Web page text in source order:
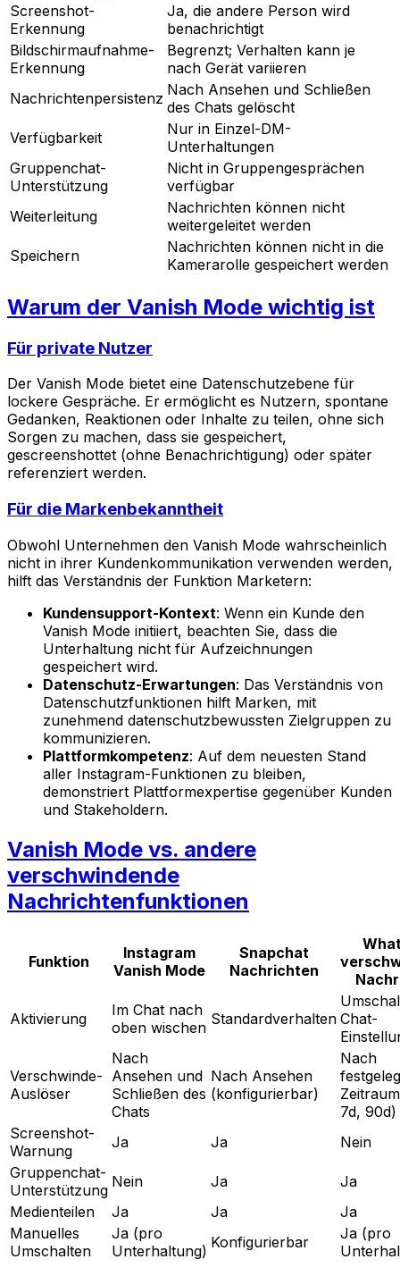
Screenshot-
Erkennung
Ja, die andere Person wird
benachrichtigt
Bildschirmaufnahme-
Erkennung
Begrenzt; Verhalten kann je
nach Gerät variieren
Nachrichtenpersistenz Nach Ansehen und Schließen
des Chats gelöscht
Verfügbarkeit
Nur in Einzel-DM-
Unterhaltungen
Gruppenchat-
Unterstützung
Nicht in Gruppengesprächen
verfügbar
Weiterleitung
Nachrichten können nicht
weitergeleitet werden
Speichern
Nachrichten können nicht in die
Kamerarolle gespeichert werden
Warum der Vanish Mode wichtig ist
Für private Nutzer
Der Vanish Mode bietet eine Datenschutzebene für
lockere Gespräche. Er ermöglicht es Nutzern, spontane
Gedanken, Reaktionen oder Inhalte zu teilen, ohne sich
Sorgen zu machen, dass sie gespeichert,
gescreenshottet (ohne Benachrichtigung) oder später
referenziert werden.
Für die Markenbekanntheit
Obwohl Unternehmen den Vanish Mode wahrscheinlich
nicht in ihrer Kundenkommunikation verwenden werden,
hilft das Verständnis der Funktion Marketern:
Kundensupport-Kontext: Wenn ein Kunde den
Vanish Mode initiiert, beachten Sie, dass die
Unterhaltung nicht für Aufzeichnungen
gespeichert wird.
Datenschutz-Erwartungen: Das Verständnis von
Datenschutzfunktionen hilft Marken, mit
zunehmend datenschutzbewussten Zielgruppen zu
kommunizieren.
Plattformkompetenz: Auf dem neuesten Stand
aller Instagram-Funktionen zu bleiben,
demonstriert Plattformexpertise gegenüber Kunden
und Stakeholdern.
Vanish Mode vs. andere
verschwindende
Nachrichtenfunktionen
Funktion
Instagram
Vanish Mode
Snapchat
Nachrichten
Aktivierung
Im Chat nach
oben wischen Standardverhalten Chat-
Verschwinde-
Auslöser
Nach
Ansehen und
Schließen des
Chats
Nach Ansehen
(konfigurierbar)
Nach
7d, 90d)
Screenshot-
Warnung
Ja Ja
Nein
Gruppenchat-
Unterstützung Nein Ja
Ja
Medienteilen
Ja Ja
Ja
Manuelles
Umschalten
Ja (pro
Unterhaltung) Konfigurierbar
Ja (pro